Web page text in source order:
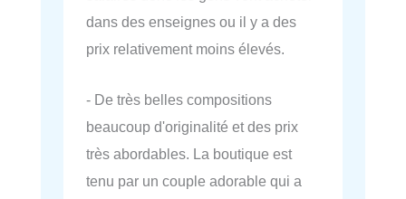
dans des enseignes ou il y a des
prix relativement moins élevés.
- De très belles compositions
beaucoup d'originalité et des prix
très abordables. La boutique est
tenu par un couple adorable qui a